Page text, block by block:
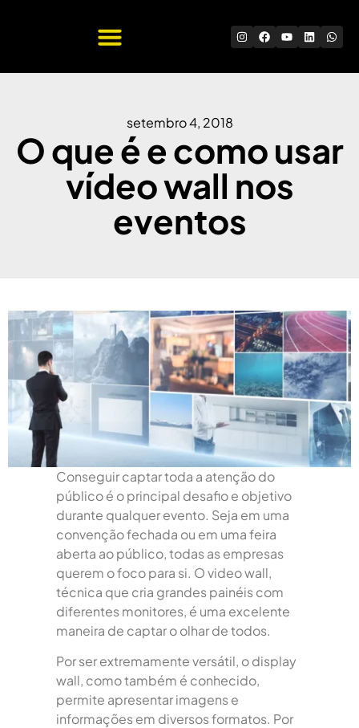
setembro 4, 2018
O que é e como usar
vídeo wall nos
eventos
Conseguir captar toda a atenção do
público é o principal desafio e objetivo
durante qualquer evento. Seja em uma
convenção fechada ou em uma feira
aberta ao público, todas as empresas
querem o foco para si. O video wall,
técnica que cria grandes painéis com
diferentes monitores, é uma excelente
maneira de captar o olhar de todos.
Por ser extremamente versátil, o display
wall, como também é conhecido,
permite apresentar imagens e
informações em diversos formatos. Por